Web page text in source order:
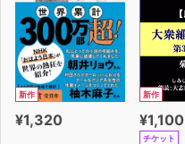
新作
¥1,320
新作
¥1,100
チケット